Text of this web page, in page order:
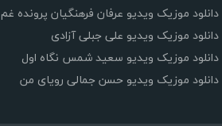
دانلود موزیک ویدیو عرفان فرهنگیان پرونده غم
دانلود موزیک ویدیو علی جبلی آزادی
دانلود موزیک ویدیو سعید شمس نگاه اول
دانلود موزیک ویدیو حسن جمالی رویای من